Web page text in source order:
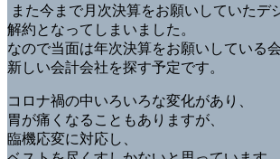
また今まで月次決算をお願いしていたデ
解約となってしまいました。
なので当面は年次決算をお願いしている
新しい会計会社を探す予定です。
コロナ禍の中いろいろな変化があり、
胃が痛くなることもありますが、
臨機応変に対応し、